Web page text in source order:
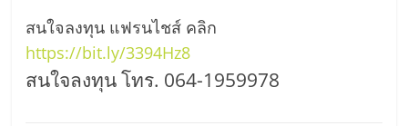
รน
ไชส์
ขาย
สนใจลงทุน แฟรนไชส์ คลิก
https://bit.ly/3394Hz8
สนใจลงทุน โทร. 064-1959978